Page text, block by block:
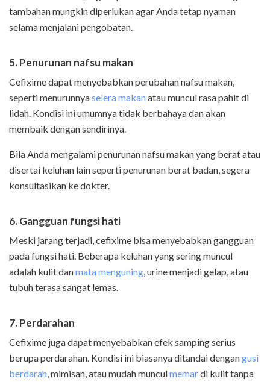
tambahan mungkin diperlukan agar Anda tetap nyaman
selama menjalani pengobatan.
5. Penurunan nafsu makan
Cefixime dapat menyebabkan perubahan nafsu makan,
seperti menurunnyaselera makanatau muncul rasa pahit di
lidah. Kondisi ini umumnya tidak berbahaya dan akan
membaik dengan sendirinya.
Bila Anda mengalami penurunan nafsu makan yang berat atau
disertai keluhan lain seperti penurunan berat badan, segera
konsultasikan ke dokter.
6. Gangguan fungsi hati
Meski jarang terjadi, cefixime bisa menyebabkan gangguan
pada fungsi hati. Beberapa keluhan yang sering muncul
adalah kulit danmata menguning , urine menjadi gelap, atau
tubuh terasa sangat lemas.
7. Perdarahan
Cefixime juga dapat menyebabkan efek samping serius
berupa perdarahan. Kondisi ini biasanya ditandai dengangusi
berdarah , mimisan, atau mudah munculmemardi kulit tanpa